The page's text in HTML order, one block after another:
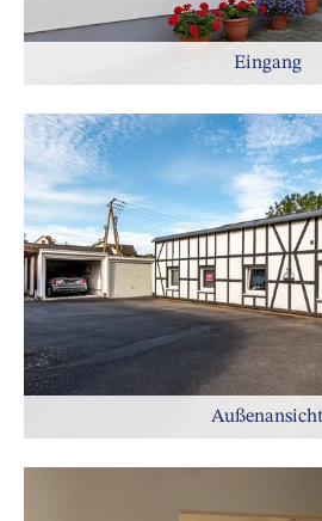
Eingang
Außenansicht